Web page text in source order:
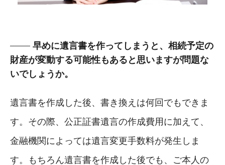
早めに遺言書を作ってしまうと、相続予定の
財産が変動する可能性もあると思いますが問題な
いでしょうか。
遺言書を作成した後、書き換えは何回でもできま
す。その際、公正証書遺言の作成費用に加えて、
金融機関によっては遺言変更手数料が発生しま
す。もちろん遺言書を作成した後でも、ご本人の